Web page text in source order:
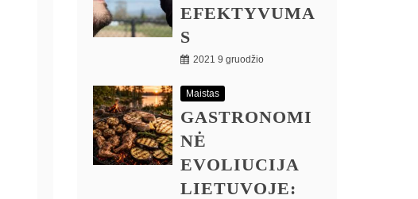
EFEKTYVUMA
S
2021 9 gruodžio
Maistas
GASTRONOMI
NĖ
EVOLIUCIJA
LIETUVOJE: